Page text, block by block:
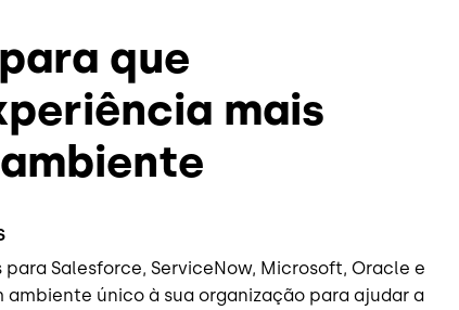
que
mais
Salesforce, ServiceNow, Microsoft, Oracle e
único à sua organização para ajudar a